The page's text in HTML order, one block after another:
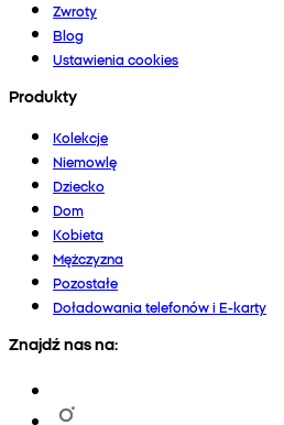
Zwroty
Blog
Ustawienia cookies
Produkty
Kolekcje
Niemowlę
Dziecko
Dom
Kobieta
Mężczyzna
Pozostałe
Doładowania telefonów i E-karty
Znajdź nas na: